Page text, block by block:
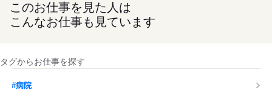
このお仕事を見た人は
こんなお仕事も見ています
タグからお仕事を探す
#病院